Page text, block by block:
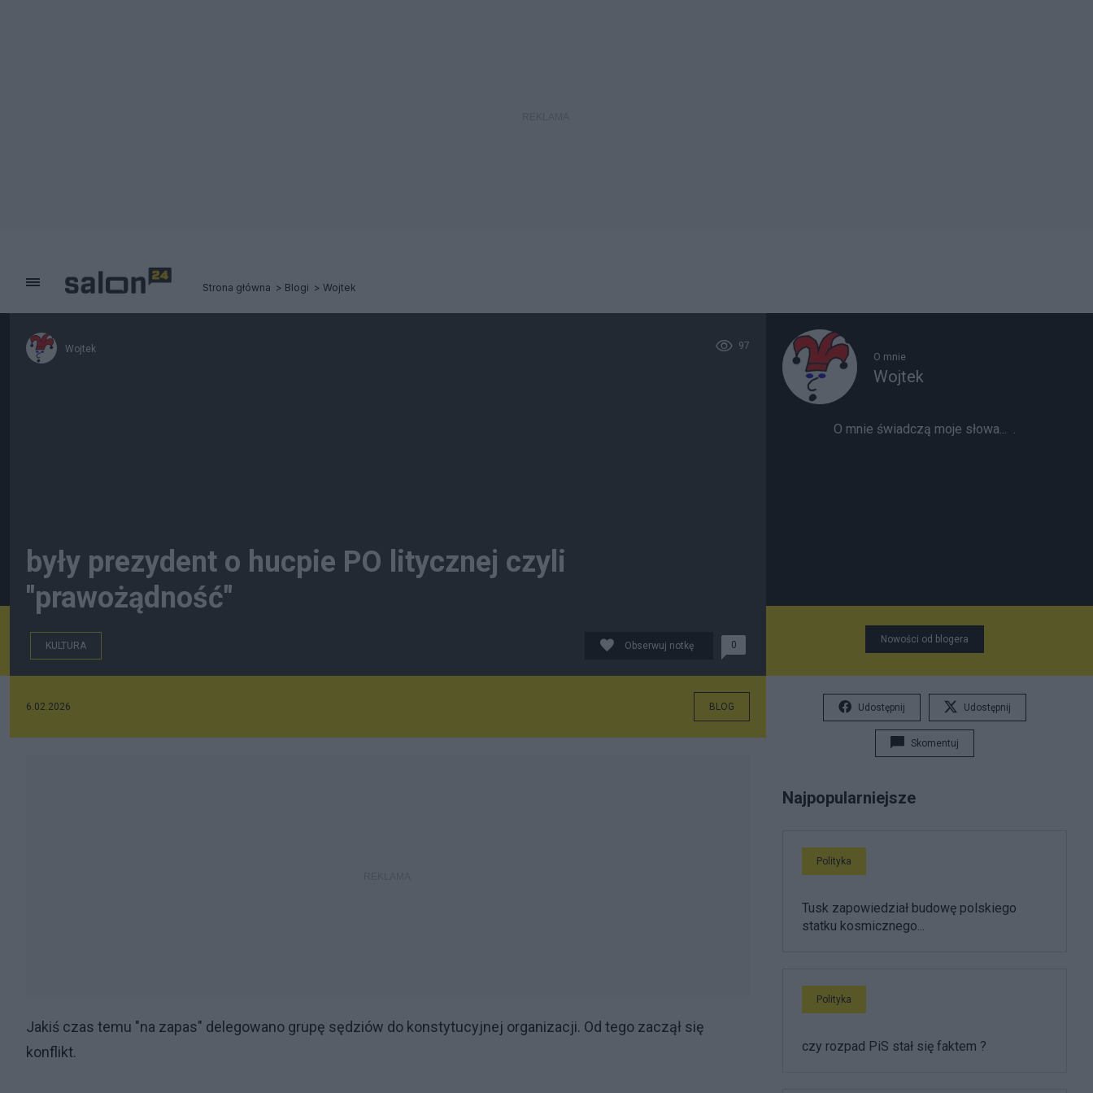
Strona główna Blogi Wojtek
Wojtek 97
były prezydent o hucpie PO litycznej czyli
"prawożądność"
KULTURA Obserwuj notkę 0
6.02.2026 BLOG
Jakiś czas temu "na zapas" delegowano grupę sędziów do konstytucyjnej organizacji. Od tego zaczął się
konflikt.
O mnie
Wojtek
O mnie świadczą moje słowa... .
Nowości od blogera
Udostępnij Udostępnij
Skomentuj
Najpopularniejsze
Polityka
Tusk zapowiedział budowę polskiego
statku kosmicznego...
Polityka
czy rozpad PiS stał się faktem ?